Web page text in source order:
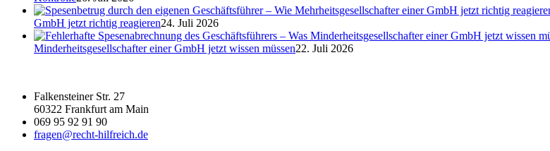
GmbH jetzt richtig reagieren24. Juli 2026
Minderheitsgesellschafter einer GmbH jetzt wissen müssen22. Juli 2026
Falkensteiner Str. 27
60322 Frankfurt am Main
069 95 92 91 90
fragen@recht-hilfreich.de